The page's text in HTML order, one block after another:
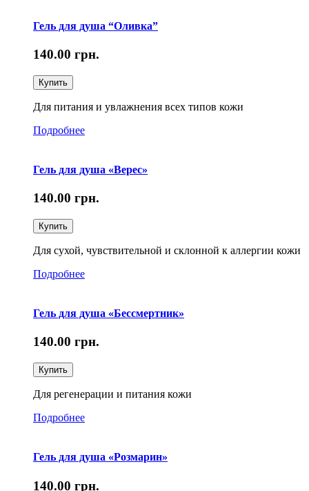
Гель для душа “Оливка”
140.00 грн.
Купить
Для питания и увлажнения всех типов кожи
Подробнее
Гель для душа «Верес»
140.00 грн.
Купить
Для сухой, чувствительной и склонной к аллергии кожи
Подробнее
Гель для душа «Бессмертник»
140.00 грн.
Купить
Для регенерации и питания кожи
Подробнее
Гель для душа «Розмарин»
140.00 грн.